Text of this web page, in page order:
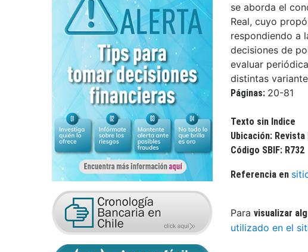
se aborda el
Real, cuyo
respondiendo a
decisiones de
evaluar
distintas
Páginas: 20-81
Texto sin Indice
Ubicación:
Código SBIF: R732
Referencia en
Para visualizar
utilizado en el